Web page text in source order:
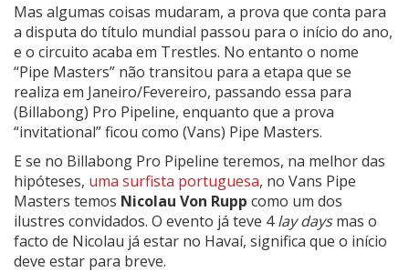
Mas algumas coisas mudaram, a prova que conta para
a disputa do título mundial passou para o início do ano,
e o circuito acaba em Trestles. No entanto o nome
“Pipe Masters” não transitou para a etapa que se
realiza em Janeiro/Fevereiro, passando essa para
(Billabong) Pro Pipeline, enquanto que a prova
“invitational” ficou como (Vans) Pipe Masters.
E se no Billabong Pro Pipeline teremos, na melhor das
hipóteses, uma surfista portuguesa, no Vans Pipe
Masters temos Nicolau Von Rupp como um dos
ilustres convidados. O evento já teve 4lay daysmas o
facto de Nicolau já estar no Havaí, significa que o início
deve estar para breve.